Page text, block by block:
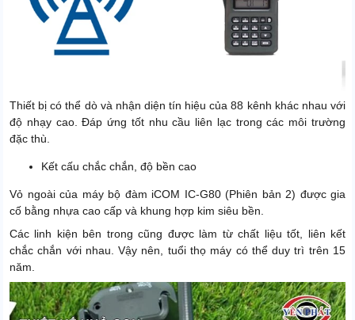
Thiết bị có thể dò và nhận diện tín hiệu của 88 kênh khác nhau với
độ nhạy cao. Đáp ứng tốt nhu cầu liên lạc trong các môi trường
đặc thù.
Kết cấu chắc chắn, độ bền cao
Vỏ ngoài của máy bộ đàm iCOM IC-G80 (Phiên bản 2) được gia
cố bằng nhựa cao cấp và khung hợp kim siêu bền.
Các linh kiện bên trong cũng được làm từ chất liệu tốt, liên kết
chắc chắn với nhau. Vậy nên, tuổi thọ máy có thể duy trì trên 15
năm.